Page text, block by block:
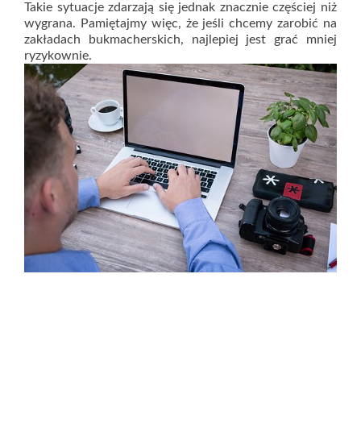
Takie sytuacje zdarzają się jednak znacznie częściej niż
wygrana. Pamiętajmy więc, że jeśli chcemy zarobić na
zakładach bukmacherskich, najlepiej jest grać mniej
ryzykownie.